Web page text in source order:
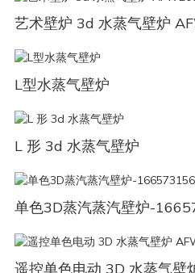
艺术壁炉 3d 水蒸气壁炉
L型水蒸气壁炉
L 形 3d 水蒸气壁炉
单色3D蒸汽蒸汽壁炉-
遥控单色电动 3D 水蒸气壁